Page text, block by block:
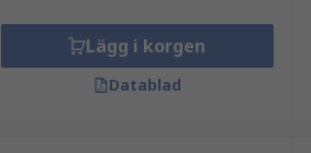
Lägg i korgen
Datablad